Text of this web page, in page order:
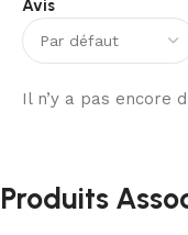
Avis
Il n’y a pas encore
Produits